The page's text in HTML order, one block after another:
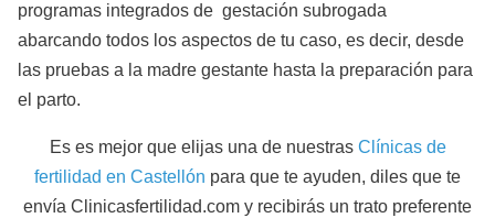
programas integrados de gestación subrogada
abarcando todos los aspectos de tu caso, es decir, desde
las pruebas a la madre gestante hasta la preparación para
el parto.
Es es mejor que elijas una de nuestras Clínicas de
fertilidad en Castellón para que te ayuden, diles que te
envía Clinicasfertilidad.com y recibirás un trato preferente